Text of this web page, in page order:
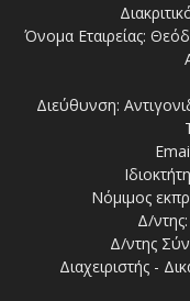
Όνομα Εταιρείας:
Διεύθυνση:
Νόμιμος
Δ/
Δ/ντης
Διαχειριστής -